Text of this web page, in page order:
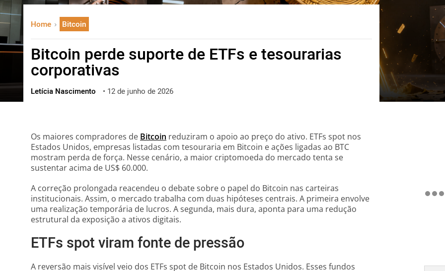
한국어
العربية
ไทย
ქართული
Home Bitcoin
Bitcoin perde suporte de ETFs e tesourarias
corporativas
Letícia Nascimento • 12 de junho de 2026
Os maiores compradores de Bitcoin reduziram o apoio ao preço do ativo. ETFs spot nos
Estados Unidos, empresas listadas com tesouraria em Bitcoin e ações ligadas ao BTC
mostram perda de força. Nesse cenário, a maior criptomoeda do mercado tenta se
sustentar acima de US$ 60.000.
A correção prolongada reacendeu o debate sobre o papel do Bitcoin nas carteiras
institucionais. Assim, o mercado trabalha com duas hipóteses centrais. A primeira envolve
uma realização temporária de lucros. A segunda, mais dura, aponta para uma redução
estrutural da exposição a ativos digitais.
ETFs spot viram fonte de pressão
A reversão mais visível veio dos ETFs spot de Bitcoin nos Estados Unidos. Esses fundos